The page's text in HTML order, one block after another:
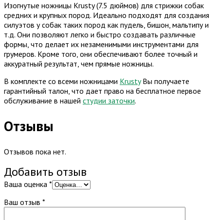
Изогнутые ножницы Krusty (7.5 дюймов) для стрижки собак
средних и крупных пород. Идеально подходят для создания
силуэтов у собак таких пород как пудель, бишон, мальтипу и
т.д. Они позволяют легко и быстро создавать различные
формы, что делает их незаменимыми инструментами для
грумеров. Кроме того, они обеспечивают более точный и
аккуратный результат, чем прямые ножницы.
В комплекте со всеми ножницами KrustyВы получаете
гарантийный талон, что дает право на бесплатное первое
обслуживание в нашей студии заточки.
Отзывы
Отзывов пока нет.
Добавить отзыв
Ваша оценка *
Ваш отзыв *